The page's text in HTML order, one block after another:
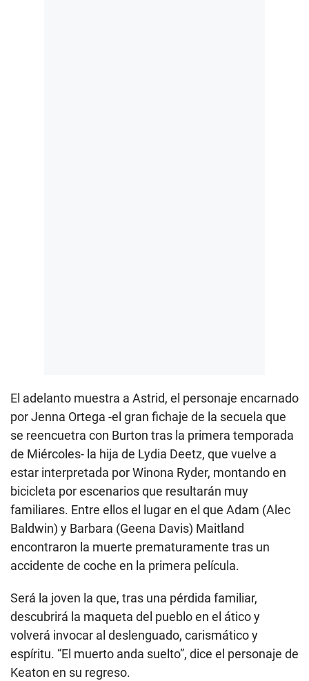
El adelanto muestra a Astrid, el personaje encarnado
por Jenna Ortega -el gran fichaje de la secuela que
se reencuetra con Burton tras la primera temporada
de Miércoles- la hija de Lydia Deetz, que vuelve a
estar interpretada por Winona Ryder, montando en
bicicleta por escenarios que resultarán muy
familiares. Entre ellos el lugar en el que Adam (Alec
Baldwin) y Barbara (Geena Davis) Maitland
encontraron la muerte prematuramente tras un
accidente de coche en la primera película.
Será la joven la que, tras una pérdida familiar,
descubrirá la maqueta del pueblo en el ático y
volverá invocar al deslenguado, carismático y
espíritu. “El muerto anda suelto”, dice el personaje de
Keaton en su regreso.